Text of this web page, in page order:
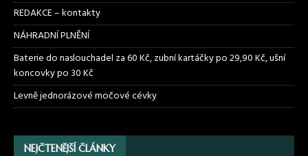
REDAKCE – kontakty
NÁHRADNÍ PLNĚNÍ
Baterie do naslouchadel za 60 Kč, zubní kartáčky po 29,90 Kč, ušní
koncovky po 30 Kč
Levně jednorázové močové cévky
NEJČTENĚJŠÍ ČLÁNKY